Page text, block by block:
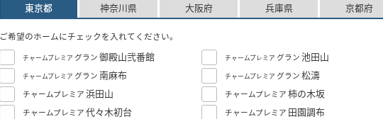
東京都 神奈川県 大阪府 兵庫県 京都府
ご希望のホームにチェックを入れてください。
チャームプレミア グラン 御殿山弐番館 チャームプレミア グラン 池田山
チャームプレミア グラン 南麻布 チャームプレミア グラン 松濤
チャームプレミア 浜田山 チャームプレミア 柿の木坂
チャームプレミア 代々木初台 チャームプレミア 田園調布